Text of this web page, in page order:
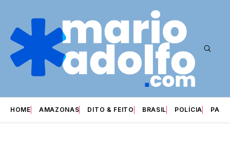
HOME AMAZONAS DITO & FEITO BRASIL POLÍCIA